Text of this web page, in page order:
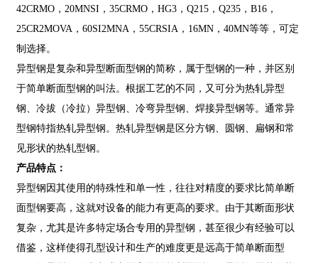
42CRMO，20MNSI，35CRMO，HG3，Q215，Q235，B16，
25CR2MOVA，60SI2MNA，55CRSIA，16MN，40MN等等，可定
制选择。
异型钢是复杂和异型断面型钢的简称，属于型钢的一种，并区别
于简单断面型钢的叫法。根据工艺的不同，又可分为热轧异型
钢、冷拔（冷拉）异型钢、冷弯异型钢、焊接异型钢等。通常异
型钢特指热轧异型钢。热轧异型钢是区分方钢、圆钢、扁钢和常
见形状的热轧型钢。
产品特点：
异型钢因其使用的特殊性和单一性，往往对精度的要求比简单断
面型钢要高，这就对设备的能力有更高的要求。由于其断面形状
复杂，尤其是许多特定场合专用的异型钢，甚至很少有经验可以
借鉴，这样使得孔型设计和生产的难度更是远高于简单断面型